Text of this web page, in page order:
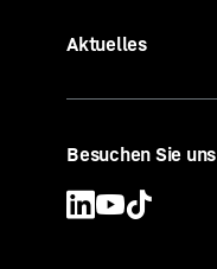
Aktuelles
Besuchen Sie uns